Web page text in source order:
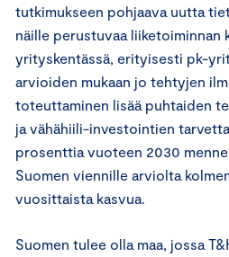
tutkimukseen pohjaava uutta
näille perustuvaa liiketoiminnan
yrityskentässä, erityisesti pk-
arvioiden mukaan jo tehtyjen
toteuttaminen lisää puhtaiden
ja vähähiili-investointien
prosenttia vuoteen 2030
Suomen viennille arviolta
vuosittaista kasvua.
Suomen tulee olla maa, jossa